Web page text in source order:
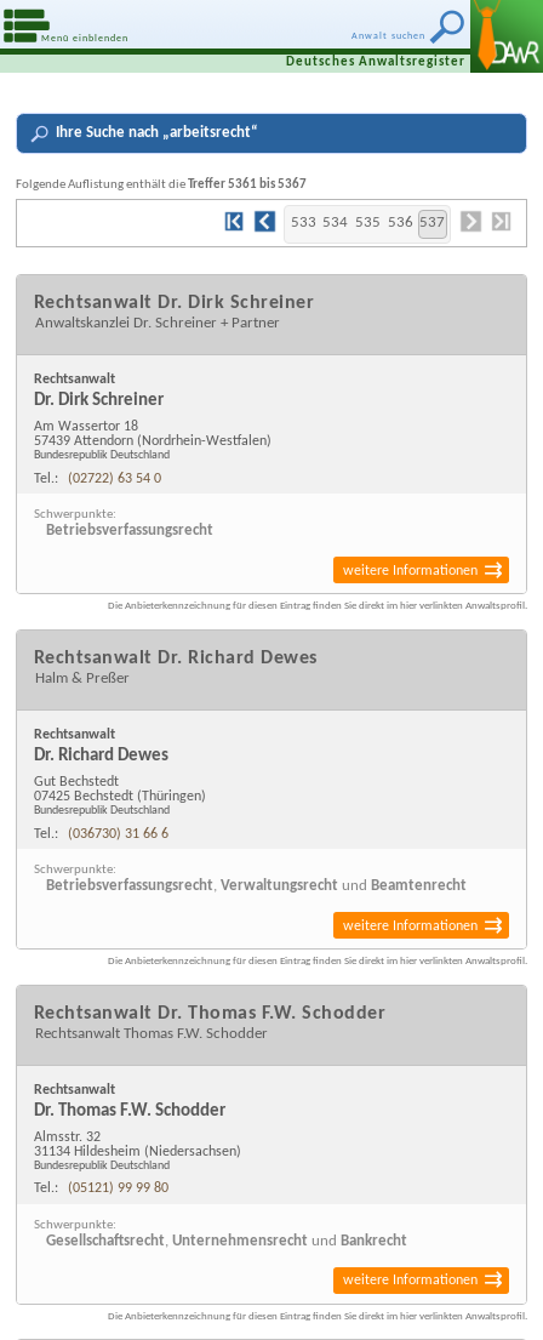
Anwalt suchen
Menü einblenden
Deutsches Anwaltsregister
IhreSuche nach „arbeitsrecht“
Folgende Auflistung enthält die Treffer 5361 bis 5367
533 534 535 536 537
Rechtsanwalt Dr. Dirk Schreiner
Anwaltskanzlei Dr. Schreiner + Partner
Rechtsanwalt
Dr. Dirk Schreiner
Am Wassertor 18
57439 Attendorn (Nordrhein-Westfalen)
Bundesrepublik Deutschland
Tel.: (02722) 63 54 0
Schwerpunkte:
Betriebsverfassungsrecht
weitere Informationen
Die Anbieterkennzeichnung für diesen Eintrag finden Sie direkt im hier verlinkten Anwaltsprofil.
Rechtsanwalt Dr. Richard Dewes
Halm & Preßer
Rechtsanwalt
Dr. Richard Dewes
Gut Bechstedt
07425 Bechstedt (Thüringen)
Bundesrepublik Deutschland
Tel.: (036730) 31 66 6
Schwerpunkte:
Betriebsverfassungsrecht,Verwaltungsrecht und Beamtenrecht
weitere Informationen
Die Anbieterkennzeichnung für diesen Eintrag finden Sie direkt im hier verlinkten Anwaltsprofil.
Rechtsanwalt Dr. Thomas F.W. Schodder
Rechtsanwalt Thomas F.W. Schodder
Rechtsanwalt
Dr. Thomas F.W. Schodder
Almsstr. 32
31134 Hildesheim (Niedersachsen)
Bundesrepublik Deutschland
Tel.: (05121) 99 99 80
Schwerpunkte:
Gesellschaftsrecht,Unternehmensrecht und Bankrecht
weitere Informationen
Die Anbieterkennzeichnung für diesen Eintrag finden Sie direkt im hier verlinkten Anwaltsprofil.